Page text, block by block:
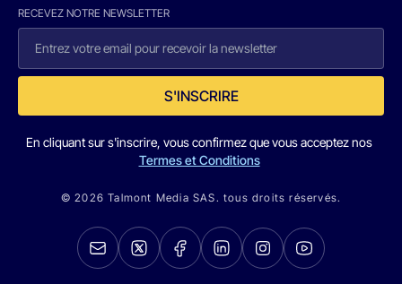
RECEVEZ NOTRE NEWSLETTER
S'INSCRIRE
En cliquant sur s'inscrire, vous confirmez que vous acceptez nos
Termes et Conditions
© 2026 Talmont Media SAS. tous droits réservés.